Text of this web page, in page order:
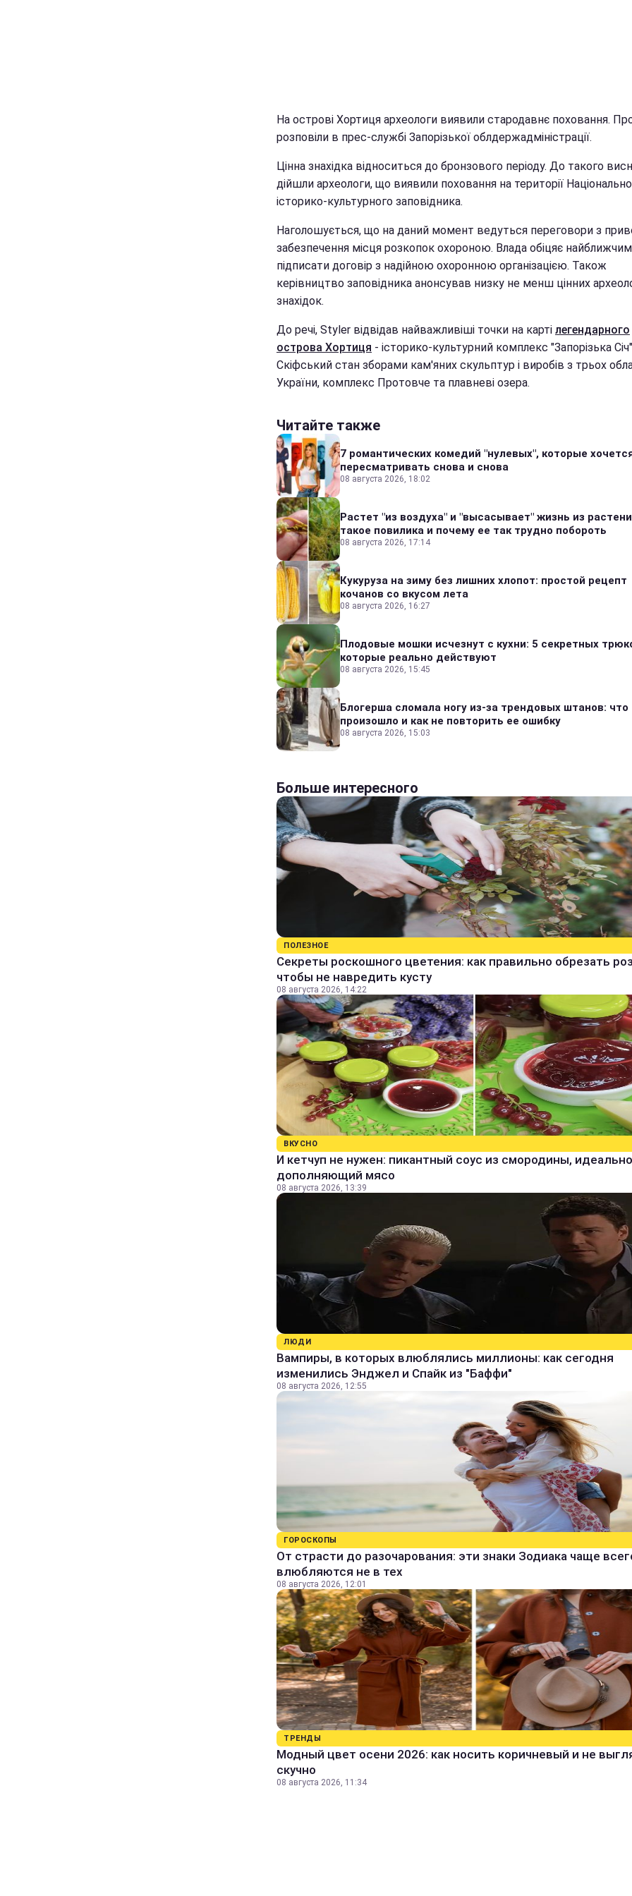
На острові Хортиця археологи виявили стародавнє поховання.
розповіли в прес-службі Запорізької облдержадміністрації.
Цінна знахідка відноситься до бронзового періоду. До такого
дійшли археологи, що виявили поховання на території
історико-культурного заповідника.
Наголошується, що на даний момент ведуться переговори з
забезпечення місця розкопок охороною. Влада обіцяє
підписати договір з надійною охоронною організацією. Також
керівництво заповідника анонсував низку не менш цінних
знахідок.
До речі, Styler відвідав найважливіші точки на карті легендарного
острова Хортиця - історико-культурний комплекс "Запорізька
Скіфський стан зборами кам'яних скульптур і виробів з трьох
України, комплекс Протовче та плавневі озера.
Читайте также
7 романтических комедий "нулевых", которые
пересматривать снова и снова
08 августа 2026, 18:02
Растет "из воздуха" и "высасывает" жизнь из
такое повилика и почему ее так трудно побороть
08 августа 2026, 17:14
Кукуруза на зиму без лишних хлопот: простой рецепт
кочанов со вкусом лета
08 августа 2026, 16:27
Плодовые мошки исчезнут с кухни: 5 секретных
которые реально действуют
08 августа 2026, 15:45
Блогерша сломала ногу из-за трендовых штанов: что
произошло и как не повторить ее ошибку
08 августа 2026, 15:03
Больше интересного
ПОЛЕЗНОЕ
Секреты роскошного цветения: как правильно обрезать
чтобы не навредить кусту
08 августа 2026, 14:22
ВКУСНО
И кетчуп не нужен: пикантный соус из смородины, идеально
дополняющий мясо
08 августа 2026, 13:39
ЛЮДИ
Вампиры, в которых влюблялись миллионы: как сегодня
изменились Энджел и Спайк из "Баффи"
08 августа 2026, 12:55
ГОРОСКОПЫ
От страсти до разочарования: эти знаки Зодиака чаще
влюбляются не в тех
08 августа 2026, 12:01
ТРЕНДЫ
Модный цвет осени 2026: как носить коричневый и не
скучно
08 августа 2026, 11:34